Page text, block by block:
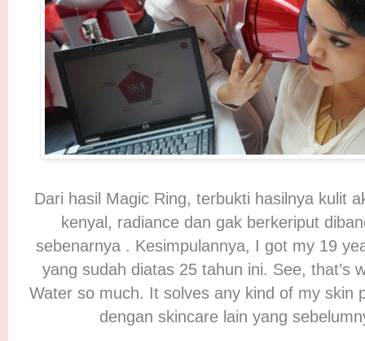
Dari hasil Magic Ring, terbukti hasilnya kulit
kenyal, radiance dan gak berkeriput
sebenarnya . Kesimpulannya, I got my 19
yang sudah diatas 25 tahun ini. See, that’s
Water so much. It solves any kind of my skin
dengan skincare lain yang